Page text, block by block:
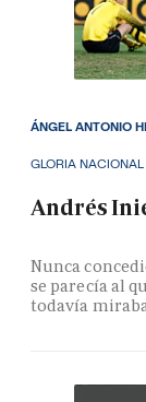
GLORIA NACIONAL
Andrés
Nunca
se parecía al
todavía
ÁNGEL ANTONIO